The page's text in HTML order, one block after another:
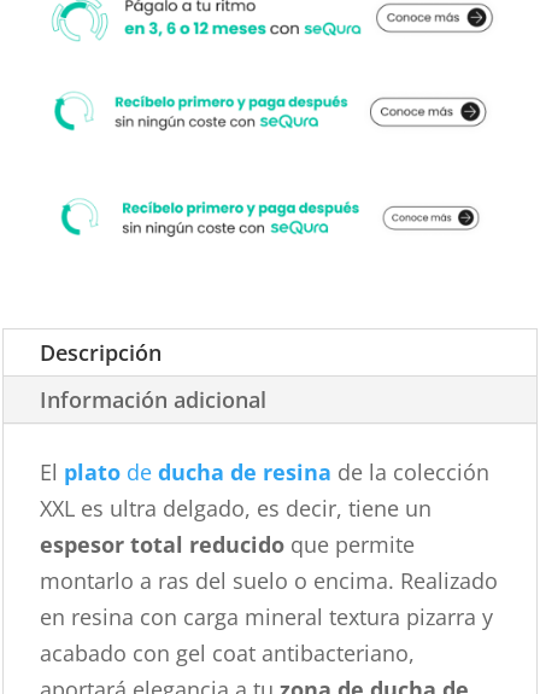
Descripción
Información adicional
El plato deducha de resina de la colección
XXL es ultra delgado, es decir, tiene un
espesor total reducido que permite
montarlo a ras del suelo o encima. Realizado
en resina con carga mineral textura pizarra y
acabado con gel coat antibacteriano,